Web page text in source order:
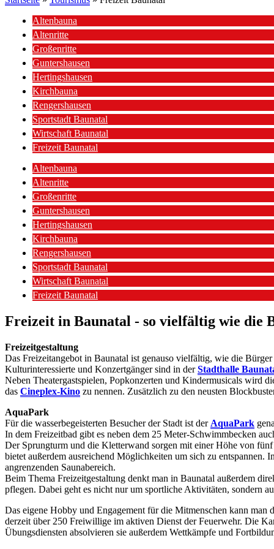
Altenbauna
Altenritte
Großenritte
Guntershausen
Hertingshausen
Kirchbauna
Rengershausen
Sportstadt Baunatal
Wirtschaft Baunatal
Freizeit Baunatal
Altenbauna
Altenritte
Großenritte
Guntershausen
Hertingshausen
Kirchbauna
Rengershausen
Sportstadt Baunatal
Wirtschaft Baunatal
Freizeit Baunatal
Freizeit in Baunatal - so vielfältig wie die
Freizeitgestaltung
Das Freizeitangebot in Baunatal ist genauso vielfältig, wie die Bürger
Kulturinteressierte und Konzertgänger sind in derStadthalle
Neben Theatergastspielen, Popkonzerten und Kindermusicals wird
das Cineplex-Kino zu nennen. Zusätzlich zu den neusten
AquaPark
Für die wasserbegeisterten Besucher der Stadt ist der AquaPark
In dem Freizeitbad gibt es neben dem 25 Meter-Schwimmbecken
Der Sprungturm und die Kletterwand sorgen mit einer Höhe von
bietet außerdem ausreichend Möglichkeiten um sich zu
angrenzenden Saunabereich.
Beim Thema Freizeitgestaltung denkt man in Baunatal außerdem
pflegen. Dabei geht es nicht nur um sportliche Aktivitäten, sondern
Das eigene Hobby und Engagement für die Mitmenschen kann
derzeit über 250 Freiwillige im aktiven Dienst der Feuerwehr. Die
Übungsdiensten absolvieren sie außerdem Wettkämpfe und